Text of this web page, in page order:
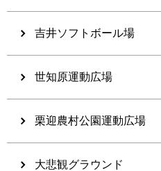
吉井ソフトボール場
世知原運動広場
栗迎農村公園運動広場
大悲観グラウンド